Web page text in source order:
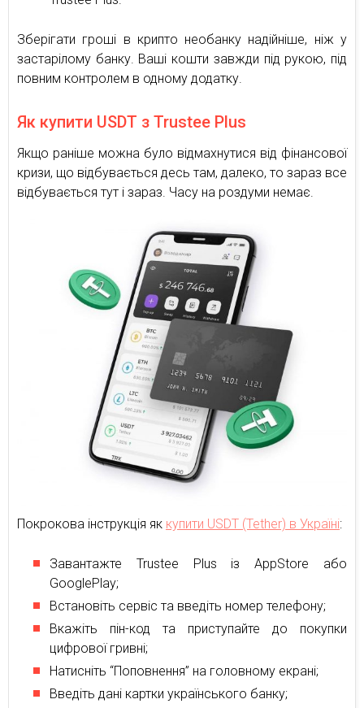
Зберігати гроші в крипто необанку надійніше, ніж у
застарілому банку. Ваші кошти завжди під рукою, під
повним контролем в одному додатку.
Як купити USDT з Trustee Plus
Якщо раніше можна було відмахнутися від фінансової
кризи, що відбувається десь там, далеко, то зараз все
відбувається тут і зараз. Часу на роздуми немає.
Покрокова інструкція як купити USDT (Tether) в Україні:
Завантажте Trustee Plus із AppStore або
GooglePlay;
Встановіть сервіс та введіть номер телефону;
Вкажіть пін-код та приступайте до покупки
цифрової гривні;
Натисніть “Поповнення” на головному екрані;
Введіть дані картки українського банку;